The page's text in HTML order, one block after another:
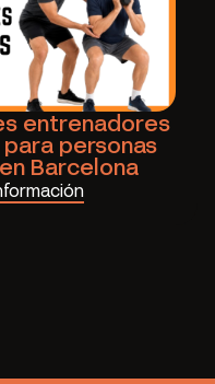
entrenadores
personas
Barcelona